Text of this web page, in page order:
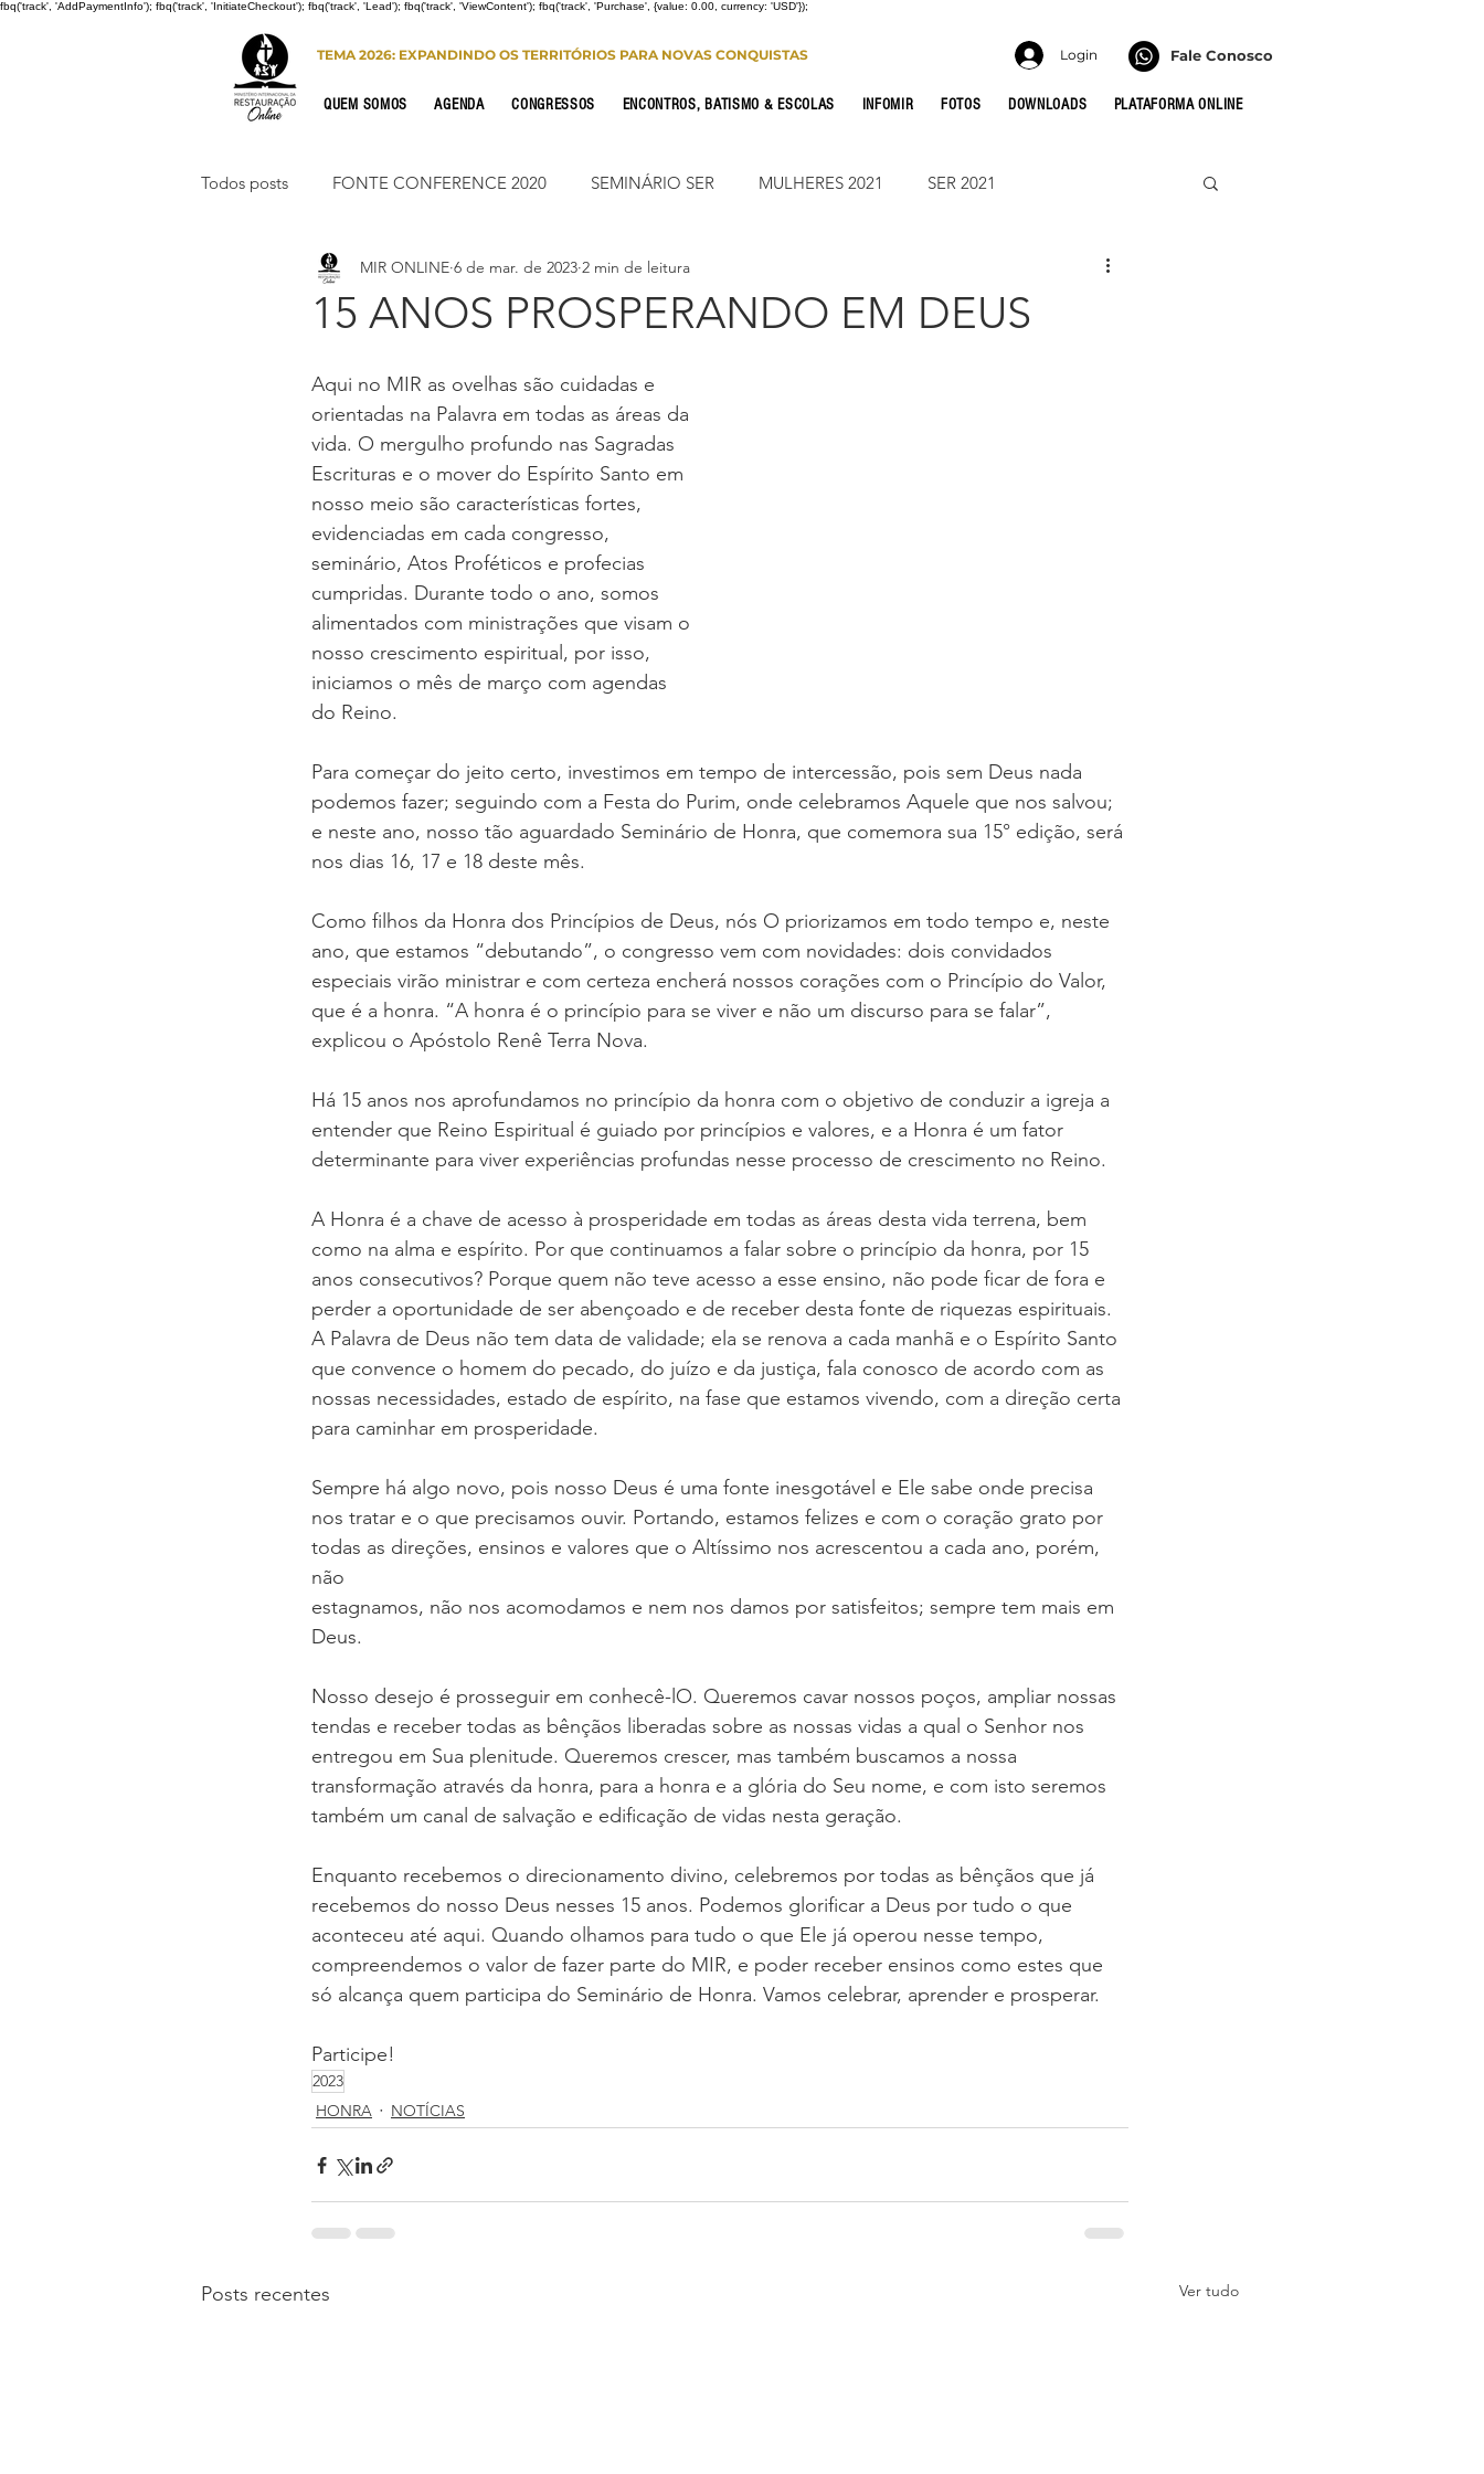
fbq('track', 'AddPaymentInfo'); fbq('track', 'InitiateCheckout'); fbq('track', 'Lead'); fbq('track', 'ViewContent'); fbq('track', 'Purchase', {value: 0.00, currency: 'USD'});
TEMA 2026: EXPANDINDO OS TERRITÓRIOS PARA NOVAS CONQUISTAS Fale Conosco
QUEM SOMOS AGENDA CONGRESSOS ENCONTROS, BATISMO & ESCOLAS INFOMIR FOTOS DOWNLOADS PLATAFORMA ONLINE
Login
Todos posts FONTE CONFERENCE 2020 SEMINÁRIO SER MULHERES 2021 SER 2021
CONGRESSO DE HOMENS FONTE CONFERENCE HONRA
Congresso de Mulheres 2022 Leitura Bíblica JUMP SUMARÉ 2022
AGENDA SEMANAL TEMA DO ANO CFNI
SEMINÁRIO FAMÍLIA Congresso de Crianças HOMENS MULHERES E CASAIS
15 ANOS PROSPERANDO EM DEUS
MIR ONLINE 6 de mar. de 2023 2 min de leitura
Aqui no MIR as ovelhas são cuidadas e
orientadas na Palavra em todas as áreas da
vida. O mergulho profundo nas Sagradas
Escrituras e o mover do Espírito Santo em
nosso meio são características fortes,
evidenciadas em cada congresso,
seminário, Atos Proféticos e profecias
cumpridas. Durante todo o ano, somos
alimentados com ministrações que visam o
nosso crescimento espiritual, por isso,
iniciamos o mês de março com agendas
do Reino.
Para começar do jeito certo, investimos em tempo de intercessão, pois sem Deus nada
podemos fazer; seguindo com a Festa do Purim, onde celebramos Aquele que nos salvou;
e neste ano, nosso tão aguardado Seminário de Honra, que comemora sua 15° edição, será
nos dias 16, 17 e 18 deste mês.
Como filhos da Honra dos Princípios de Deus, nós O priorizamos em todo tempo e, neste
ano, que estamos “debutando”, o congresso vem com novidades: dois convidados
especiais virão ministrar e com certeza encherá nossos corações com o Princípio do Valor,
que é a honra. “A honra é o princípio para se viver e não um discurso para se falar”,
explicou o Apóstolo Renê Terra Nova.
Há 15 anos nos aprofundamos no princípio da honra com o objetivo de conduzir a igreja a
entender que Reino Espiritual é guiado por princípios e valores, e a Honra é um fator
determinante para viver experiências profundas nesse processo de crescimento no Reino.
A Honra é a chave de acesso à prosperidade em todas as áreas desta vida terrena, bem
como na alma e espírito. Por que continuamos a falar sobre o princípio da honra, por 15
anos consecutivos? Porque quem não teve acesso a esse ensino, não pode ficar de fora e
perder a oportunidade de ser abençoado e de receber desta fonte de riquezas espirituais.
A Palavra de Deus não tem data de validade; ela se renova a cada manhã e o Espírito Santo
que convence o homem do pecado, do juízo e da justiça, fala conosco de acordo com as
nossas necessidades, estado de espírito, na fase que estamos vivendo, com a direção certa
para caminhar em prosperidade.
Sempre há algo novo, pois nosso Deus é uma fonte inesgotável e Ele sabe onde precisa
nos tratar e o que precisamos ouvir. Portando, estamos felizes e com o coração grato por
todas as direções, ensinos e valores que o Altíssimo nos acrescentou a cada ano, porém,
não
estagnamos, não nos acomodamos e nem nos damos por satisfeitos; sempre tem mais em
Deus.
Nosso desejo é prosseguir em conhecê-lO. Queremos cavar nossos poços, ampliar nossas
tendas e receber todas as bênçãos liberadas sobre as nossas vidas a qual o Senhor nos
entregou em Sua plenitude. Queremos crescer, mas também buscamos a nossa
transformação através da honra, para a honra e a glória do Seu nome, e com isto seremos
também um canal de salvação e edificação de vidas nesta geração.
Enquanto recebemos o direcionamento divino, celebremos por todas as bênçãos que já
recebemos do nosso Deus nesses 15 anos. Podemos glorificar a Deus por tudo o que
aconteceu até aqui. Quando olhamos para tudo o que Ele já operou nesse tempo,
compreendemos o valor de fazer parte do MIR, e poder receber ensinos como estes que
só alcança quem participa do Seminário de Honra. Vamos celebrar, aprender e prosperar.
Participe!
2023
HONRA
NOTÍCIAS
Posts recentes Ver tudo